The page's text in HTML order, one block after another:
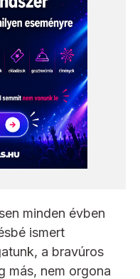
minden évben
ismert
a bravúros
más, nem orgona